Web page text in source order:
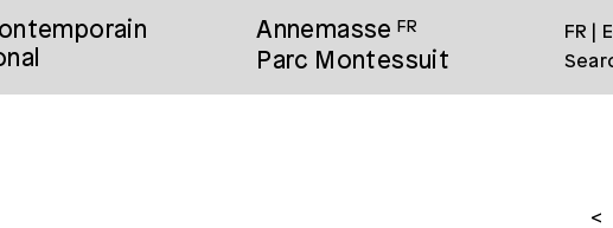
Annemasse FR
Parc Montessuit
FR